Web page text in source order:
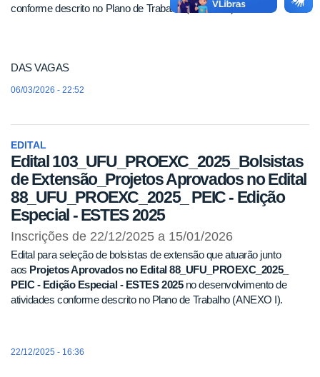
conforme descrito no Plano de Trabalho (ANEXO I).
DAS VAGAS
06/03/2026 - 22:52
EDITAL
Edital 103_UFU_PROEXC_2025_Bolsistas
de Extensão_Projetos Aprovados no Edital
88_UFU_PROEXC_2025_ PEIC - Edição
Especial - ESTES 2025
Inscrições de 22/12/2025 a 15/01/2026
Edital para seleção de bolsistas de extensão que atuarão junto
aos Projetos Aprovados no Edital 88_UFU_PROEXC_2025_
PEIC - Edição Especial - ESTES 2025no desenvolvimento de
atividades conforme descrito no Plano de Trabalho (ANEXO I).
22/12/2025 - 16:36